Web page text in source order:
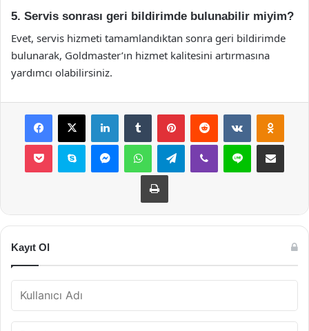
5. Servis sonrası geri bildirimde bulunabilir miyim?
Evet, servis hizmeti tamamlandıktan sonra geri bildirimde
bulunarak, Goldmaster’ın hizmet kalitesini artırmasına
yardımcı olabilirsiniz.
Facebook
X LinkedInTumblr PinterestReddit VKontakte
Pocket Skype MessengerWhatsAppTelegramViber Line E-Posta ile
Yazdır
Kayıt Ol